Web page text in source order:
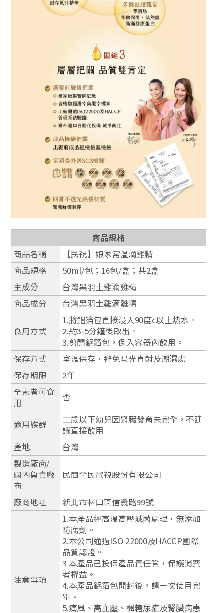
商品規格
商品名稱
【民視】娘家常溫滴雞精
商品規格
50ml/包；16包/盒；共2盒
主成分
台灣黑羽土雞滴雞精
商品成分
台灣黑羽土雞滴雞精
食用方式
1.將鋁箔包直接浸入90度c以上熱水。
2.約3-5分鐘後取出。
3.剪開鋁箔包，倒入容器內飲用。
保存方式
室溫保存，避免陽光直射及潮濕處
保存期限
2年
全素者可食
用
否
適用族群
二歲以下幼兒因腎臟發育未完全，不建
議直接飲用
產地
台灣
製造廠商/
國內負責廠
商
民間全民電視股份有限公司
廠商地址 新北市林口區信義路99號
注意事項
1.本產品經高溫高壓滅菌處理，無添加
防腐劑。
2.本公司通過ISO 22000及HACCP國際
品質認證。
3.本產品已投保產品責任險，保護消費
者權益。
4.本產品鋁箔包開封後，請ㄧ次使用完
畢。
5.痛風、高血壓、楓糖尿症及腎臟病患